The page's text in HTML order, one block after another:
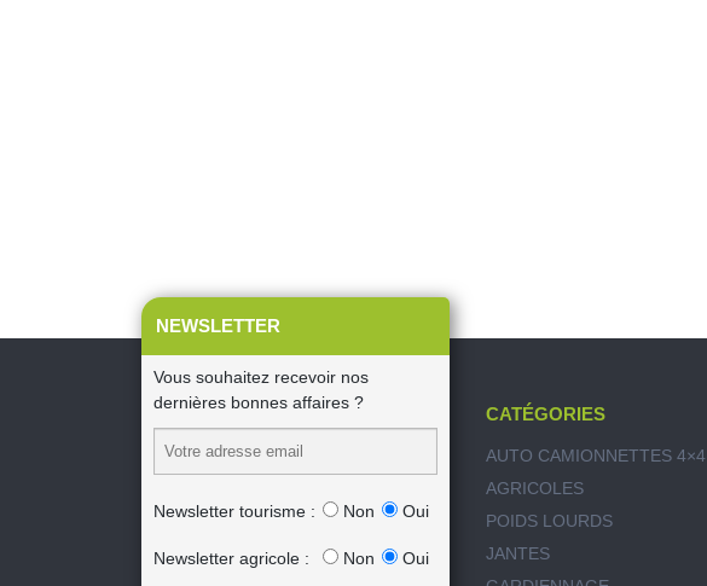
NEWSLETTER
Vous souhaitez recevoir nos
dernières bonnes affaires ?
Newsletter tourisme : Non Oui
Newsletter agricole : Non Oui
CATÉGORIES
AUTO CAMIONNETTES 4×4
AGRICOLES
POIDS LOURDS
JANTES